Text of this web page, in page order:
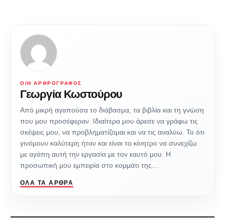
Ο/Η ΑΡΘΡΟΓΡΆΦΟΣ
Γεωργία Κωστούρου
Από μικρή αγαπούσα το διάβασμα, τα βιβλία και τη γνώση
που μου προσέφεραν. Ιδιαίτερα μου άρεσε να γράφω τις
σκέψεις μου, να προβληματίζομαι και να τις αναλύω. Το ότι
γινόμουν καλύτερη ήταν και είναι το κίνητρο να συνεχίζω
με αγάπη αυτή την εργασία με τον εαυτό μου. Η
προσωπική μου εμπειρία στο κομμάτι της…
ΌΛΑ ΤΑ ΆΡΘΡΑ